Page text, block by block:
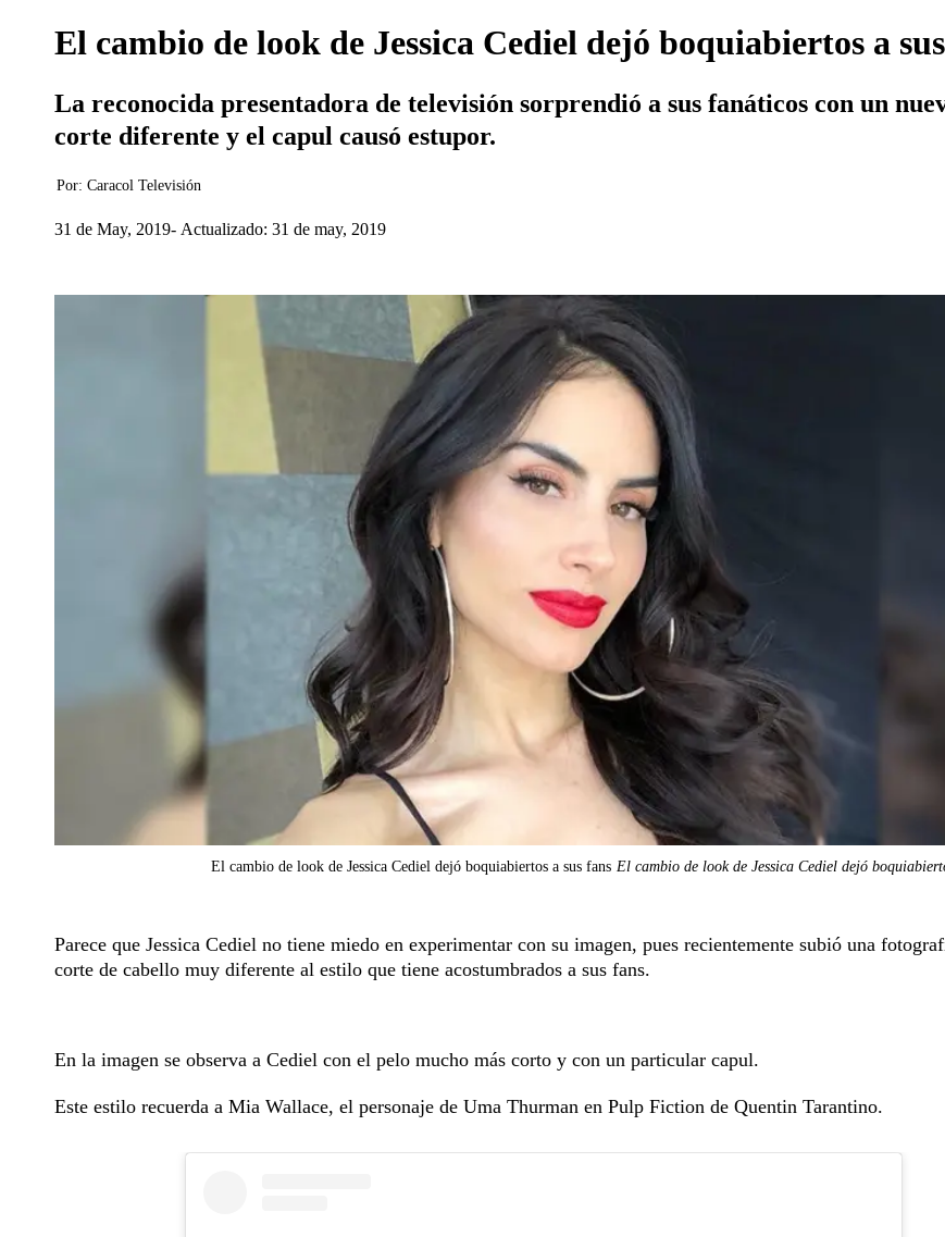
El cambio de look de Jessica Cediel dejó boquiabiertos a
La reconocida presentadora de televisión sorprendió a sus fanáticos con un
corte diferente y el capul causó estupor.
Por: Caracol Televisión
31 de May, 2019 Actualizado: 31 de may, 2019
El cambio de look de Jessica Cediel dejó boquiabiertos a sus fans El cambio de look de Jessica Cediel dejó
Parece que Jessica Cediel no tiene miedo en experimentar con su imagen, pues recientemente subió una
corte de cabello muy diferente al estilo que tiene acostumbrados a sus fans.
En la imagen se observa a Cediel con el pelo mucho más corto y con un particular capul.
Este estilo recuerda a Mia Wallace, el personaje de Uma Thurman en Pulp Fiction de Quentin Tarantino.